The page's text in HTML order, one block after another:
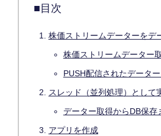
■目次
株価ストリームデーターをデ
株価ストリームデーター
PUSH配信されたデータ
スレッド（並列処理）として
データー取得からDB保存
アプリを作成